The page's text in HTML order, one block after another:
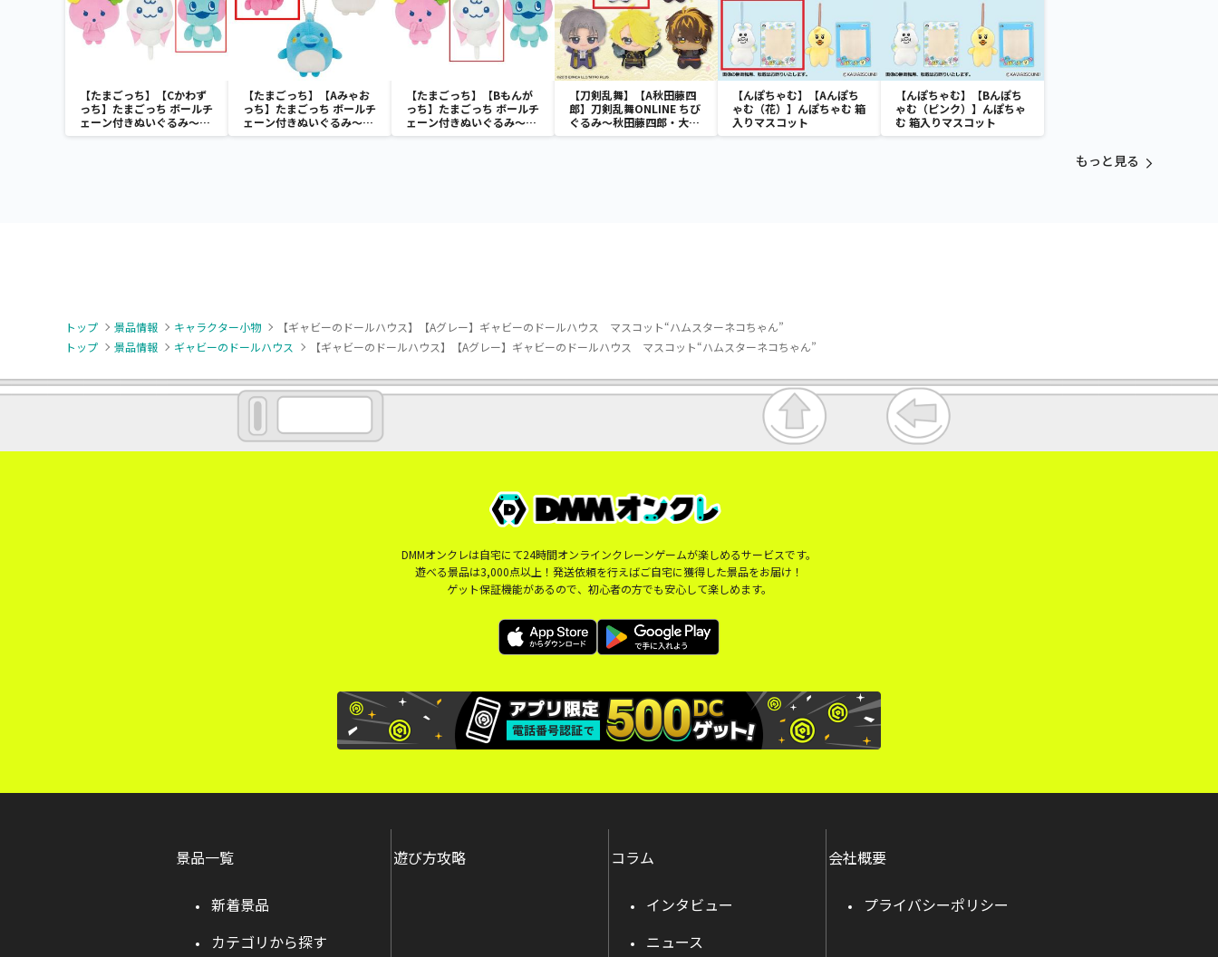
【たまごっち】【Cかわず
っち】たまごっち ボールチ
ェーン付きぬいぐるみ～
Tamagotchi Paradise～
【たまごっち】【Aみゃお
っち】たまごっち ボールチ
ェーン付きぬいぐるみ～
Tamagotchi Paradise～
【たまごっち】【Bもんが
っち】たまごっち ボールチ
ェーン付きぬいぐるみ～
Tamagotchi Paradise～
【刀剣乱舞】【A秋田藤四
郎】刀剣乱舞ONLINE ちび
ぐるみ～秋田藤四郎・大倶
利伽羅・へし切長谷部・獅
【んぽちゃむ】【Aんぽち
ゃむ（花）】んぽちゃむ 箱
入りマスコット
【んぽちゃむ】【Bんぽち
ゃむ（ピンク）】んぽちゃ
む 箱入りマスコット
もっと見る
トップ 景品情報 キャラクター小物
【ギャビーのドールハウス】【Aグレー】ギャビーのドールハウス マスコット“ハムスターネコちゃん”
トップ
景品情報 ギャビーのドールハウス 【ギャビーのドールハウス】【Aグレー】ギャビーのドールハウス マスコット“ハムスターネコちゃん”
DMMオンクレは自宅にて24時間オンラインクレーンゲームが楽しめるサービスです。
遊べる景品は3,000点以上！発送依頼を行えばご自宅に獲得した景品をお届け！
ゲット保証機能があるので、初心者の方でも安心して楽しめます。
景品一覧
新着景品
カテゴリから探す
遊び方攻略 コラム
インタビュー
ニュース
会社概要
プライバシーポリシー